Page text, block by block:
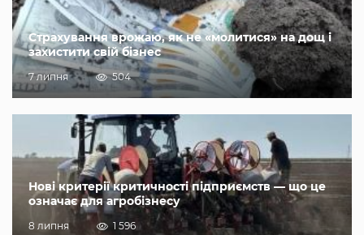
Страхування врожаю, як не «молитися» на дощ і
захистити свій бізнес
7 липня 504
Нові критерії критичності підприємств — що це
означає для агробізнесу
8 липня 1 596